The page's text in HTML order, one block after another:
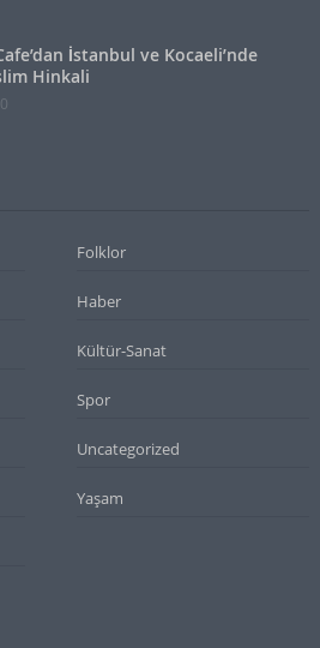
İstanbul ve Kocaeli’nde
Hinkali
Folklor
Haber
Kültür-Sanat
Spor
Uncategorized
Yaşam